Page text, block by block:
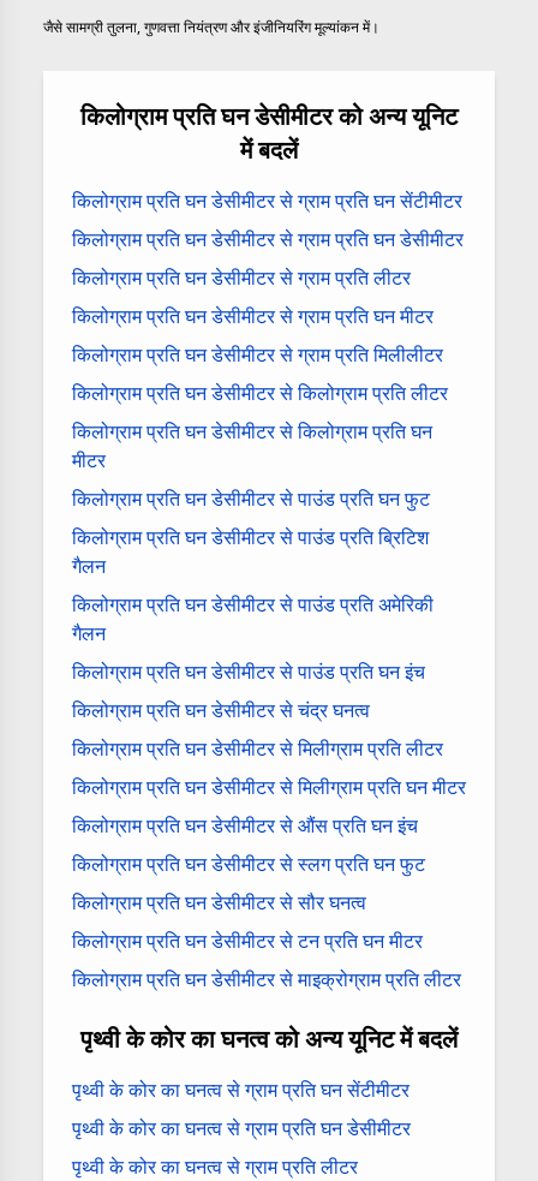
जैसे सामग्री तुलना, गुणवत्ता नियंत्रण और इंजीनियरिंग मूल्यांकन में।
किलोग्राम प्रति घन डेसीमीटर को अन्य यूनिट
में बदलें
किलोग्राम प्रति घन डेसीमीटर से ग्राम प्रति घन सेंटीमीटर
किलोग्राम प्रति घन डेसीमीटर से ग्राम प्रति घन डेसीमीटर
किलोग्राम प्रति घन डेसीमीटर से ग्राम प्रति लीटर
किलोग्राम प्रति घन डेसीमीटर से ग्राम प्रति घन मीटर
किलोग्राम प्रति घन डेसीमीटर से ग्राम प्रति मिलीलीटर
किलोग्राम प्रति घन डेसीमीटर से किलोग्राम प्रति लीटर
किलोग्राम प्रति घन डेसीमीटर से किलोग्राम प्रति घन
मीटर
किलोग्राम प्रति घन डेसीमीटर से पाउंड प्रति घन फुट
किलोग्राम प्रति घन डेसीमीटर से पाउंड प्रति ब्रिटिश
गैलन
किलोग्राम प्रति घन डेसीमीटर से पाउंड प्रति अमेरिकी
गैलन
किलोग्राम प्रति घन डेसीमीटर से पाउंड प्रति घन इंच
किलोग्राम प्रति घन डेसीमीटर से चंद्र घनत्व
किलोग्राम प्रति घन डेसीमीटर से मिलीग्राम प्रति लीटर
किलोग्राम प्रति घन डेसीमीटर से मिलीग्राम प्रति घन मीटर
किलोग्राम प्रति घन डेसीमीटर से औंस प्रति घन इंच
किलोग्राम प्रति घन डेसीमीटर से स्लग प्रति घन फुट
किलोग्राम प्रति घन डेसीमीटर से सौर घनत्व
किलोग्राम प्रति घन डेसीमीटर से टन प्रति घन मीटर
किलोग्राम प्रति घन डेसीमीटर से माइक्रोग्राम प्रति लीटर
पृथ्वी के कोर का घनत्व को अन्य यूनिट में बदलें
पृथ्वी के कोर का घनत्व से ग्राम प्रति घन सेंटीमीटर
पृथ्वी के कोर का घनत्व से ग्राम प्रति घन डेसीमीटर
पृथ्वी के कोर का घनत्व से ग्राम प्रति लीटर